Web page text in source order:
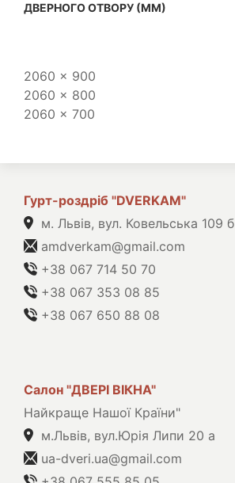
ДВЕРНОГО ОТВОРУ (ММ)
2060 x 900
2060 x 800
2060 x 700
Гурт-роздріб "DVERKAM"
м. Львів, вул. Ковельська 109 б
amdverkam@gmail.com
+38 067 714 50 70
+38 067 353 08 85
+38 067 650 88 08
Салон "ДВЕРІ ВІКНА"
Найкраще Нашої Країни"
м.Львів, вул.Юрія Липи 20 а
ua-dveri.ua@gmail.com